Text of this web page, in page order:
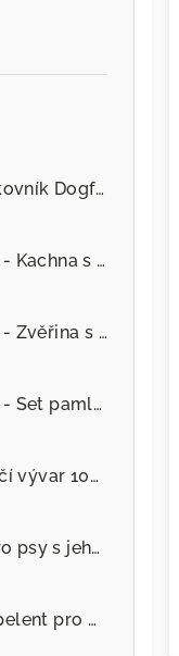
Čtyřkomorový pamlskovník Dogfitness.cz
Dogfitnessky na cvíčo - Kachna s červenou řepou
Dogfitnessky na cvíčo - Zvěřina s jablky
Dogfitnessky na cvíčo - Set pamlsků
BOHEMIA WILD Jehněčí vývar 100 ml
Marp Lamb vanička pro psy s jehněčím
Menforsan Přírodní repelent pro psy proti hmyzu s extraktem z citronely